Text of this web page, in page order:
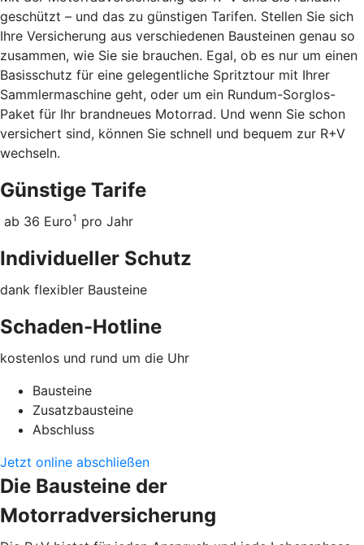
geschützt – und das zu günstigen Tarifen. Stellen Sie sich
Ihre Versicherung aus verschiedenen Bausteinen genau so
zusammen, wie Sie sie brauchen. Egal, ob es nur um einen
Basisschutz für eine gelegentliche Spritztour mit Ihrer
Sammlermaschine geht, oder um ein Rundum-Sorglos-
Paket für Ihr brandneues Motorrad. Und wenn Sie schon
versichert sind, können Sie schnell und bequem zur R+V
wechseln.
Günstige Tarife
ab 36 Euro1 pro Jahr
Individueller Schutz
dank flexibler Bausteine
Schaden-Hotline
kostenlos und rund um die Uhr
Bausteine
Zusatzbausteine
Abschluss
Jetzt online abschließen
Die Bausteine der
Motorradversicherung